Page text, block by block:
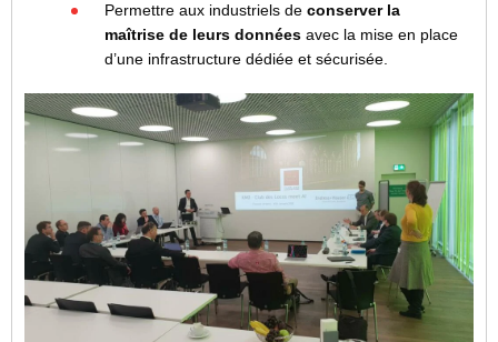
Permettre aux industriels de conserver la
maîtrise de leurs données avec la mise en place
d’une infrastructure dédiée et sécurisée.